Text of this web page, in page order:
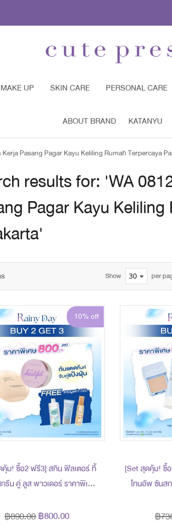
MAKE UP SKIN CARE PERSONAL CARE
ABOUT BRAND KATANYU
Pasang Pagar Kayu Keliling Rumah Terpercaya
results for: 'WA
Pagar Kayu
Show per
10% off
คุ้ม! ซื้อ2 ฟรี3] สกิน ฟิลเตอร์ ทิ้
คู่ ลูส พาวเดอร์ ราคาพิเศษ
ถม 3 ชิ้น (มูลค่ารวม 720 บาท)
฿800.00
฿890.00
[Set สุดคุ้ม! ซื้
โทนอัพ ซันส
ชิ้น (
฿